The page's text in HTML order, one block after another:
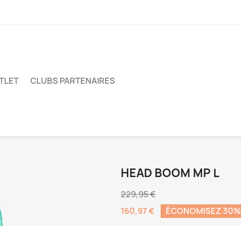
CLUBS PARTENAIRES
HEAD BOOM MP L
229,95 €
160,97 €
ÉCONOMISEZ 30%